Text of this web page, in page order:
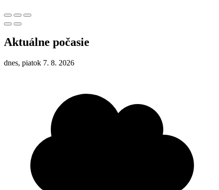
Aktuálne počasie
dnes, piatok 7. 8. 2026